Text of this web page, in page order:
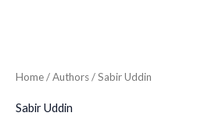
Home/ Authors / Sabir Uddin
Sabir Uddin